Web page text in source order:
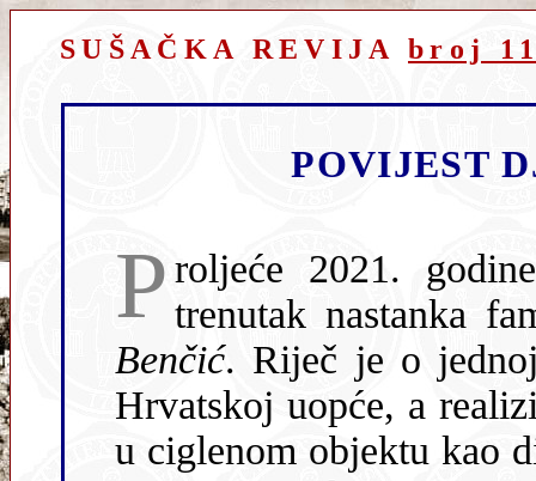
SUŠAČKA REVIJA broj
POVIJEST
P roljeće 2021.
trenutak nastanka
Benčić. Riječ je o
Hrvatskoj uopće, a
u ciglenom objektu kao